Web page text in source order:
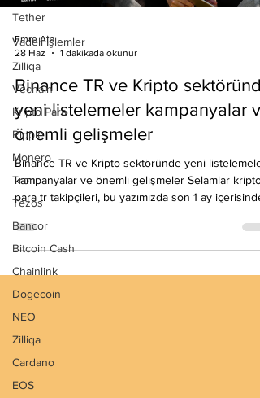
Tether
Vadeli İşlemler
Zilliqa
Vechain
Kripto Para
Ripple
Monero
Tron
Tezos
Bancor
Bitcoin Cash
Chainlink
Dogecoin
NEO
Zilliqa
Cardano
EOS
Emre Ata
28 Haz
Binance TR ve Kripto
yeni listelemeler kampanyalar
önemli gelişmeler
Binance TR ve Kripto sektöründe yeni listelemeler
kampanyalar ve önemli gelişmeler Selamlar kripto
para tr takipçileri, bu yazımızda son 1 ay içerisinde
kampanyalar hakkında bilgi edinebilirsiniz. Küresel
açıdan dünya devleri arasında yarışan Binance TR,
derin likidite havuzu ve sağlam müşteri destek
birimleri ile dikkat çekmeye devam ediyor. Binance
TR üye olmak isterseniz link: https://binance-
tr.onelink.me/a2LU/cc?pid=contentcreato